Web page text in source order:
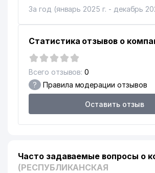
За год (январь 2025 г. - декабрь
Статистика отзывов о
Всего отзывов: 0
? Правила модерации отзывов
Оставить отзыв
Часто задаваемые вопросы о
(РЕСПУБЛИКАНСКАЯ